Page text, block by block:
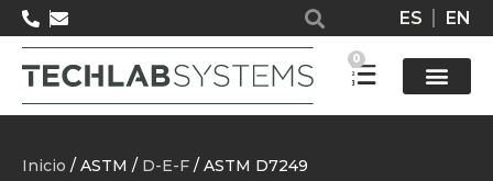
ES EN
0
Inicio / ASTM / D-E-F / ASTM D7249